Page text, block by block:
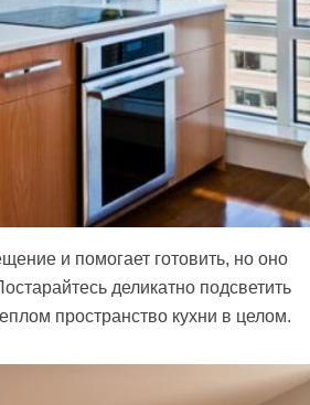
и помогает готовить, но оно
деликатно подсветить
пространство кухни в целом.